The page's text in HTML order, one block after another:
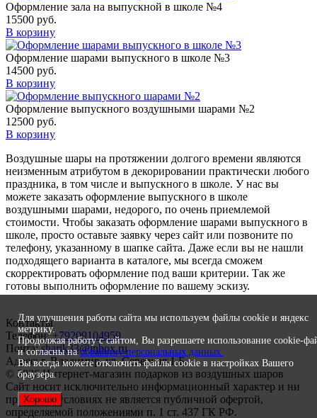
Оформление зала на выпускной в школе №4
15500 руб.
В корзину
Оформление шарами выпускного в школе №3
14500 руб.
В корзину
Оформление выпускного воздушными шарами №2
12500 руб.
В корзину
Воздушные шары на протяжении долгого времени являются
неизменным атрибутом в декорировании практически любого
праздника, в том числе и выпускного в школе. У нас вы
можете заказать оформление выпускного в школе
воздушными шарами, недорого, по очень приемлемой
стоимости. Чтобы заказать оформление шарами выпускного в
школе, просто оставьте заявку через сайт или позвоните по
телефону, указанному в шапке сайта. Даже если вы не нашли
подходящего варианта в каталоге, мы всегда сможем
скорректировать оформление под ваши критерии. Так же
готовы выполнить оформление по вашему эскизу.
Контакты
Телефон:+79209104959
Почта:sharik33@inbox.ru
Адрес: г. Владимир, ул. Северная 1 Б
© 2026 Интернет-магазин подарков из воздушных шаров
Сайт носит исключительно информационный характер и ни
при каких условиях не является публичной офертой,
определяемой положениями п. 1 ст. 437 ГК РФ.
Для улучшения работы сайта мы используем файлы cookie и яндекс
метрику.
Продолжая работу с сайтом, Вы разрешаете использование cookie-
и согласны наобработку персональных данных.
Вы всегда можете отключить файлы cookie в настройках Вашего
браузера.
Хорошо